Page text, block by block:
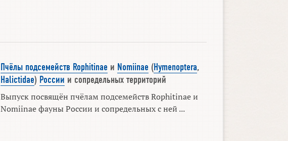
Пчёлы подсемейств Rophitinae и Nomiinae (Hymenoptera,
Halictidae) России и сопредельных территорий
Выпуск посвящён пчёлам подсемейств Rophitinae и
Nomiinae фауны России и сопредельных с ней ...